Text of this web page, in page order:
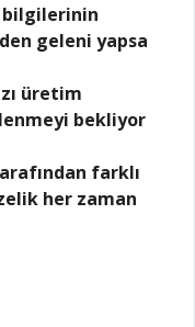
bilgilerinin
geleni yapsa
üretim
bekliyor
farklı
her zaman